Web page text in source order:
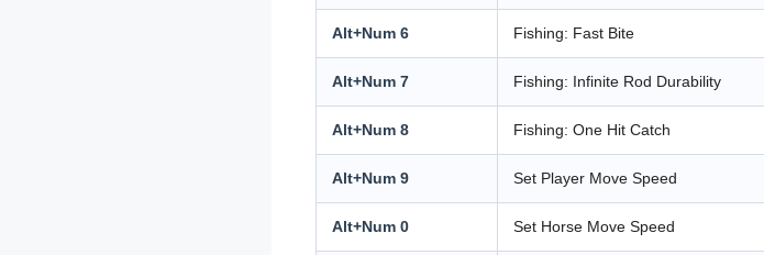
Alt+Num 6 Fishing: Fast Bite
Alt+Num 7 Fishing: Infinite Rod Durability
Alt+Num 8 Fishing: One Hit Catch
Alt+Num 9 Set Player Move Speed
Alt+Num 0 Set Horse Move Speed